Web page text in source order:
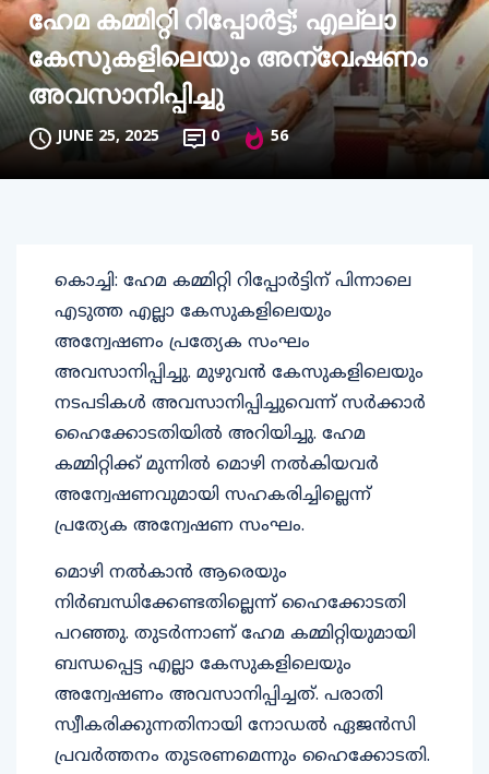
ഹേമ കമ്മിറ്റി റിപ്പോര്‍ട്ട്; എല്ലാ
കേസുകളിലെയും അന്വേഷണം
അവസാനിപ്പിച്ചു
JUNE 25, 2025 0 56
കൊച്ചി: ഹേമ കമ്മിറ്റി റിപ്പോര്‍ട്ടിന് പിന്നാലെ
എടുത്ത എല്ലാ കേസുകളിലെയും
അന്വേഷണം പ്രത്യേക സംഘം
അവസാനിപ്പിച്ചു. മുഴുവന്‍ കേസുകളിലെയും
നടപടികള്‍ അവസാനിപ്പിച്ചുവെന്ന് സര്‍ക്കാര്‍
ഹൈക്കോടതിയില്‍ അറിയിച്ചു. ഹേമ
കമ്മിറ്റിക്ക് മുന്നില്‍ മൊഴി നല്‍കിയവര്‍
അന്വേഷണവുമായി സഹകരിച്ചില്ലെന്ന്
പ്രത്യേക അന്വേഷണ സംഘം.
മൊഴി നല്‍കാന്‍ ആരെയും
നിര്‍ബന്ധിക്കേണ്ടതില്ലെന്ന് ഹൈക്കോടതി
പറഞ്ഞു. തുടര്‍ന്നാണ് ഹേമ കമ്മിറ്റിയുമായി
ബന്ധപ്പെട്ട എല്ലാ കേസുകളിലെയും
അന്വേഷണം അവസാനിപ്പിച്ചത്. പരാതി
സ്വീകരിക്കുന്നതിനായി നോഡല്‍ ഏജന്‍സി
പ്രവര്‍ത്തനം തുടരണമെന്നും ഹൈക്കോടതി.